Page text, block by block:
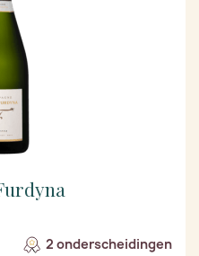
2 onderscheidingen